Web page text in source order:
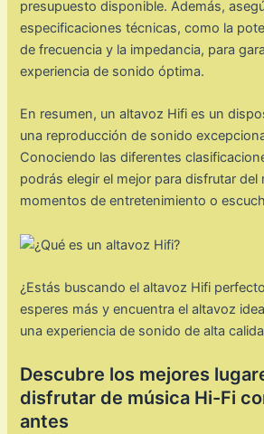
presupuesto disponible. Además,
especificaciones técnicas, como la
de frecuencia y la impedancia, para
experiencia de sonido óptima.
En resumen, un altavoz Hifi es un
una reproducción de sonido
Conociendo las diferentes
podrás elegir el mejor para disfrutar
momentos de entretenimiento o
¿Estás buscando el altavoz Hifi
esperes más y encuentra el altavoz
una experiencia de sonido de alta
Descubre los mejores
disfrutar de música Hi-Fi
antes